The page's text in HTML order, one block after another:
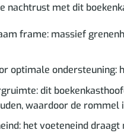
nachtrust met dit
frame: massief
optimale ondersteuning:
dit
waardoor de
het voeteneind